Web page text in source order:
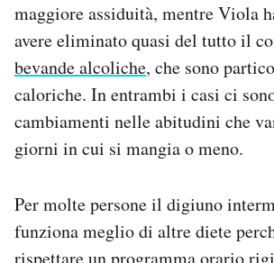
maggiore assiduità, mentre Viola
avere eliminato quasi del tutto il
bevande alcoliche, che sono
caloriche. In entrambi i casi ci
cambiamenti nelle abitudini che
giorni in cui si mangia o meno.
Per molte persone il digiuno
funziona meglio di altre diete